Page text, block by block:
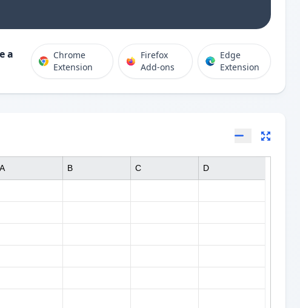
a
Chrome
Extension
Firefox
Add-ons
Edge
Extension
A B C D